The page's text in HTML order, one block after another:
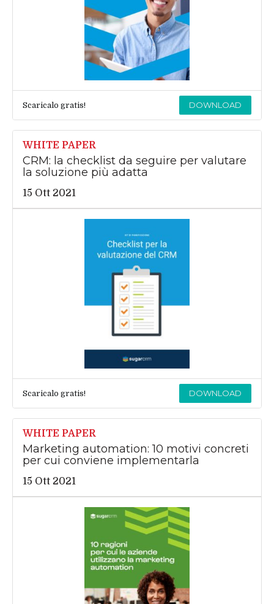
Scaricalo gratis! DOWNLOAD
WHITE PAPER
CRM: la checklist da seguire per valutare
la soluzione più adatta
15 Ott 2021
Scaricalo gratis! DOWNLOAD
WHITE PAPER
Marketing automation: 10 motivi concreti
per cui conviene implementarla
15 Ott 2021